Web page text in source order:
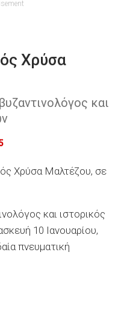
Χρύσα
και
Χρύσα Μαλτέζου, σε
και ιστορικός
10 Ιανουαρίου,
πνευματική